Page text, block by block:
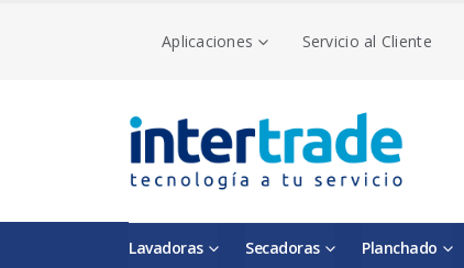
Aplicaciones Servicio al Cliente
Lavadoras Secadoras Planchado